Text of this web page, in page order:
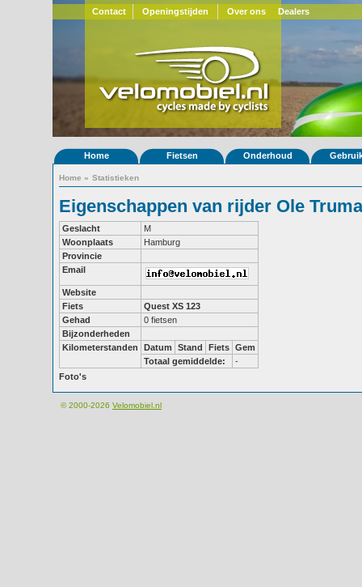
Contact Openingstijden Over ons Dealers
Home Fietsen Onderhoud
Home » Statistieken
Eigenschappen van rijder Ole
Geslacht
M
Woonplaats
Hamburg
Provincie
Email
Website
Fiets
Quest XS 123
Gehad
0 fietsen
Bijzonderheden
Kilometerstanden
Datum Stand Fiets Gem
Totaal gemiddelde:
-
Foto's
© 2000-2026 Velomobiel.nl